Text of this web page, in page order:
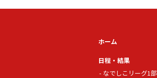
ホーム
日程・結果
なでしこリーグ1部